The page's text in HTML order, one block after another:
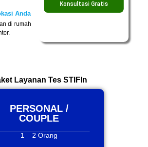
Anda
di rumah
Konsultasi Gratis
Layanan Tes STIFIn
PERSONAL /
COUPLE
1 – 2 Orang